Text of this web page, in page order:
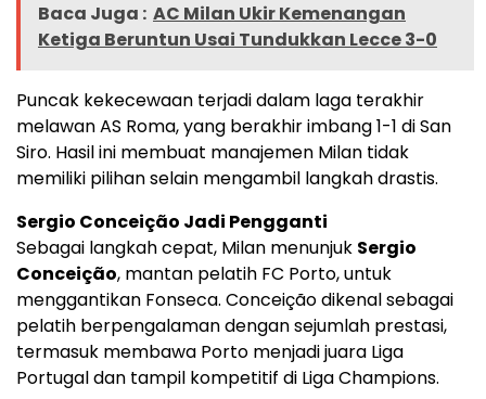
Baca Juga : AC Milan Ukir Kemenangan
Ketiga Beruntun Usai Tundukkan Lecce 3-0
Puncak kekecewaan terjadi dalam laga terakhir
melawan AS Roma, yang berakhir imbang 1-1 di San
Siro. Hasil ini membuat manajemen Milan tidak
memiliki pilihan selain mengambil langkah drastis.
Sergio Conceição Jadi Pengganti
Sebagai langkah cepat, Milan menunjuk Sergio
Conceição, mantan pelatih FC Porto, untuk
menggantikan Fonseca. Conceição dikenal sebagai
pelatih berpengalaman dengan sejumlah prestasi,
termasuk membawa Porto menjadi juara Liga
Portugal dan tampil kompetitif di Liga Champions.